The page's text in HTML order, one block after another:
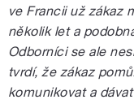
ve Francii už zákaz
několik let a
Odborníci se ale
tvrdí, že zákaz
komunikovat a